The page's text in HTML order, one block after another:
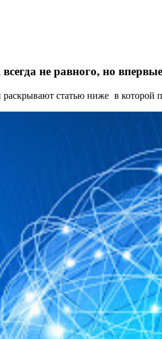
не равного, но
раскрывают статью ниже в